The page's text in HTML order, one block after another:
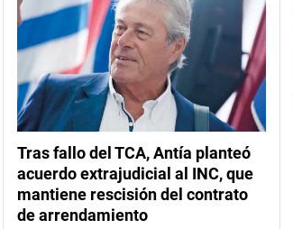
Tras fallo del TCA, Antía planteó
acuerdo extrajudicial al INC, que
mantiene rescisión del contrato
de arrendamiento